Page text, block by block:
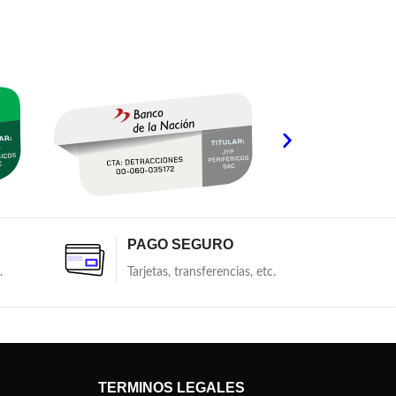
PAGO SEGURO
Tarjetas, transferencias, etc.
TERMINOS LEGALES